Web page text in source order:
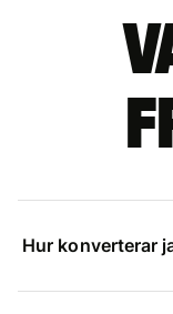
Hur konverterar